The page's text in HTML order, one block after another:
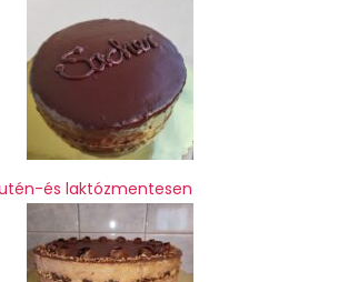
és laktózmentesen